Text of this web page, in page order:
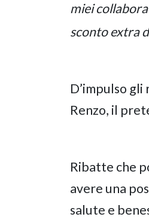
miei
sconto extra
D’impulso
Renzo, il
Ribatte che
avere una
salute e